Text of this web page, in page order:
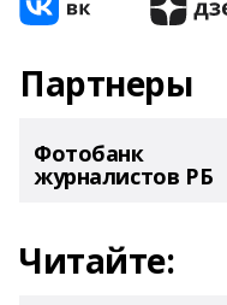
Партнеры
Фотобанк
журналистов РБ
Читайте: